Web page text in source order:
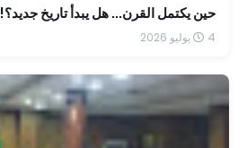
حين يكتمل القرن... هل يبدأ تاريخ جديد؟! بقلم: فاطمة زيدان
4 يوليو 2026